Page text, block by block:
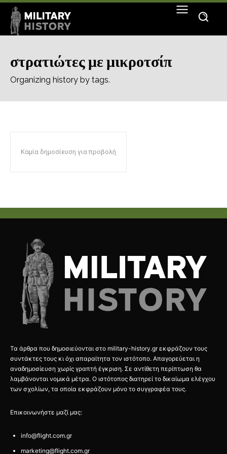
στρατιώτες με μικροτσίπ
Organizing history by tags.
Καμία δημοσίευση για προβολή
Τα άρθρα που δημοσιεύονται στο military-history.gr εκφράζουν τους
συντάκτες τους κι όχι απαραίτητα τον ιστότοπο. Απαγορεύεται η
αναδημοσίευση χωρίς γραπτή έγκριση. Σε αντίθετη περίπτωση θα
λαμβάνονται νομικά μέτρα. Ο ιστότοπος διατηρεί το δικαίωμα ελέγχου
των σχολίων, τα οποία εκφράζουν μόνο το συγγραφέα τους.
Επικοινωνήστε μαζί μας:
info@flight.com.gr
marketing@flight.com.gr